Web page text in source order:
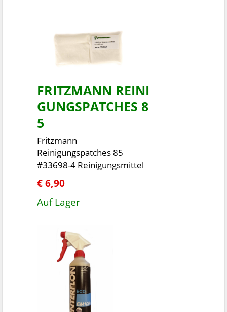
FRITZMANN REINI
GUNGSPATCHES 8
5
Fritzmann
Reinigungspatches 85
#33698-4 Reinigungsmittel
€ 6,90
Auf Lager